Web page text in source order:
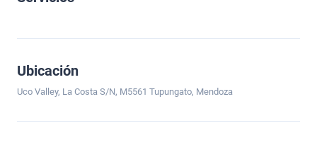
Ubicación
Uco Valley, La Costa S/N, M5561 Tupungato, Mendoza